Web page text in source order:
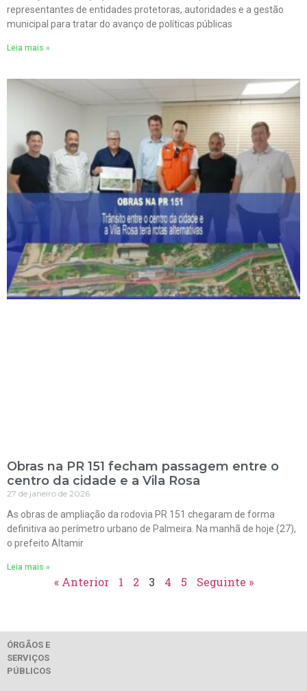
representantes de entidades protetoras, autoridades e a gestão
municipal para tratar do avanço de políticas públicas
Leia mais »
Obras na PR 151 fecham passagem entre o
centro da cidade e a Vila Rosa
27 de janeiro de 2026
As obras de ampliação da rodovia PR 151 chegaram de forma
definitiva ao perímetro urbano de Palmeira. Na manhã de hoje (27),
o prefeito Altamir
Leia mais »
« Anterior 1 2 3 4 5 Seguinte »
ÓRGÃOS E
SERVIÇOS
PÚBLICOS